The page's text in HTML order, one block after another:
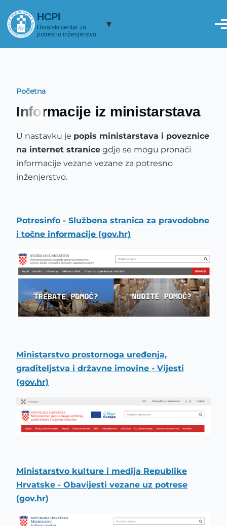
HCPI
Hrvatski centar za
potresno inženjerstvo
▾
Breadcrumb
Početna
Informacije iz ministarstava
U nastavku je popis ministarstava i poveznice
na internet stranice gdje se mogu pronaći
informacije vezane vezane za potresno
inženjerstvo.
Potresinfo - Službena stranica za pravodobne
i točne informacije (gov.hr)
Ministarstvo prostornoga uređenja,
graditeljstva i državne imovine - Vijesti
(gov.hr)
Ministarstvo kulture i medija Republike
Hrvatske - Obavijesti vezane uz potrese
(gov.hr)